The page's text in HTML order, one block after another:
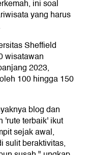
ini soal
yang harus
Sheffield
wisatawan
2023,
100 hingga 150
blog dan
'rute terbaik' ikut
sejak awal,
sulit beraktivitas,